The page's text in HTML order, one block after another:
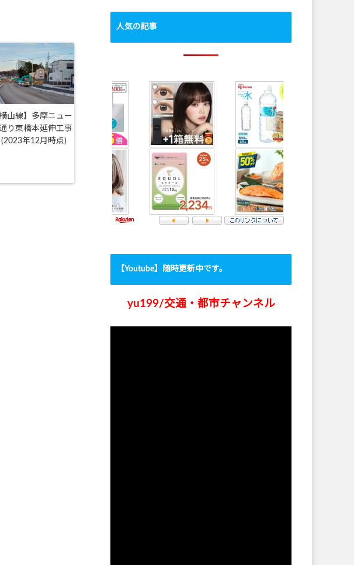
横山線】多摩ニュー
り東橋本延伸工事
年12月時点)
人気の記事
【Youtube】随時更新中です。
yu199/交通・都市チャンネル